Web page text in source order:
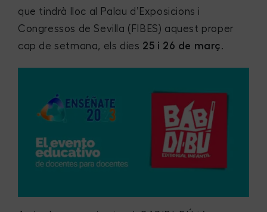
que tindrà lloc al Palau d’Exposicions i
Congressos de Sevilla (FIBES) aquest proper
cap de setmana, els dies 25 i 26 de març.